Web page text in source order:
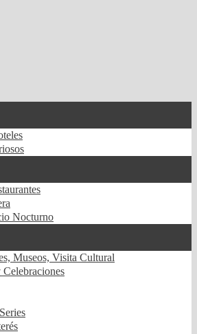
Nocturno
Museos, Visita Cultural
Celebraciones